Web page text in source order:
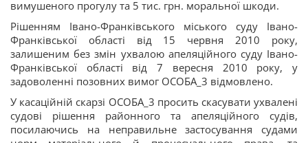
вимушеного прогулу та 5 тис. грн. моральної шкоди.
Рішенням Івано-Франківського міського суду Івано-
Франківської області від 15 червня 2010 року,
залишеним без змін ухвалою апеляційного суду Івано-
Франківської області від 7 вересня 2010 року, у
задоволенні позовних вимог ОСОБА_3 відмовлено.
У касаційній скарзі ОСОБА_3 просить скасувати ухвалені
судові рішення районного та апеляційного судів,
посилаючись на неправильне застосування судами